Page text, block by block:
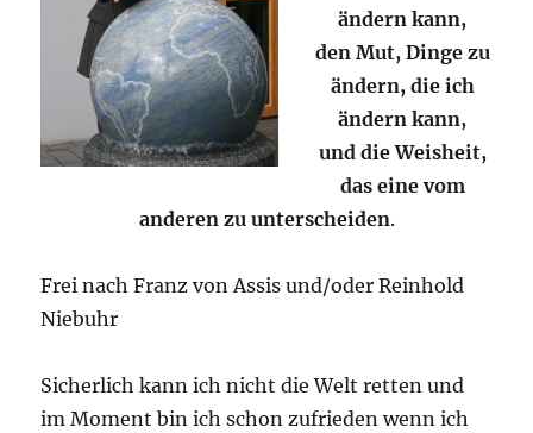
ändern kann,
den Mut, Dinge zu
ändern, die ich
ändern kann,
und die Weisheit,
das eine vom
anderen zu unterscheiden.
Frei nach Franz von Assis und/oder Reinhold
Niebuhr
Sicherlich kann ich nicht die Welt retten und
im Moment bin ich schon zufrieden wenn ich